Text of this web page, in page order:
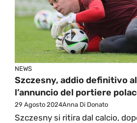
NEWS
Szczesny, addio definitivo
l’annuncio del portiere
29 Agosto 2024Anna Di Donato
Szczesny si ritira dal calcio,